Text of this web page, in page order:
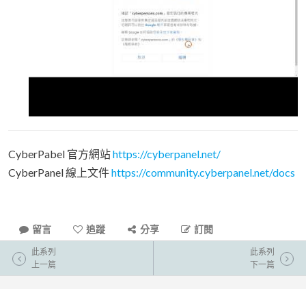
CyberPabel 官方網站https://cyberpanel.net/
CyberPanel 線上文件https://community.cyberpanel.net/docs
留言 追蹤 分享 訂閱
此系列
上一篇
此系列
下一篇